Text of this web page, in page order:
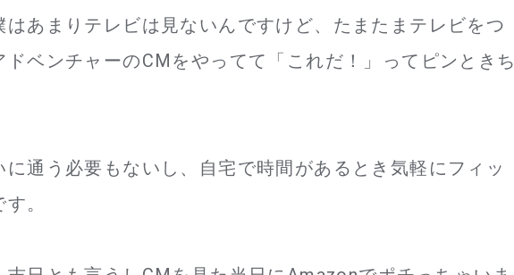
あまりテレビは見ないんですけど、たまたまテレビをつ
ベンチャーのCMをやってて「これだ！」ってピンときち
通う必要もないし、自宅で時間があるとき気軽にフィッ
。